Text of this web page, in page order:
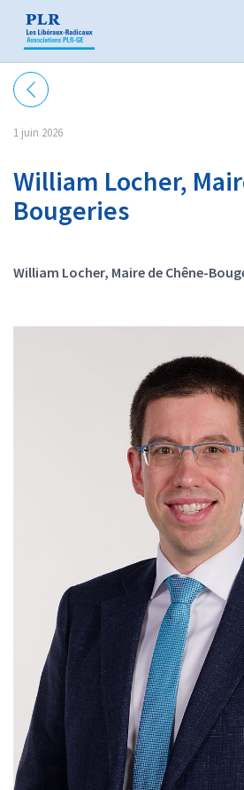
1 juin 2026
William Locher,
Bougeries
William Locher, Maire de Chêne-
Panneau de gestion des cookies